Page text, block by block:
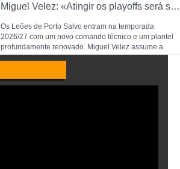
Miguel Velez: «Atingir os playoffs será sempre uma obrigação para nós»
Os Leões de Porto Salvo entram na temporada
2026/27 com um novo comando técnico e um plantel
profundamente renovado. Miguel Velez assume a
equipa pr